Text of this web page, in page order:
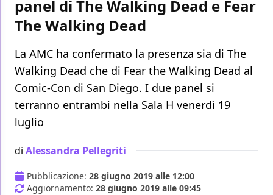
panel di The Walking Dead e Fear
The Walking Dead
La AMC ha confermato la presenza sia di The
Walking Dead che di Fear the Walking Dead al
Comic-Con di San Diego. I due panel si
terranno entrambi nella Sala H venerdì 19
luglio
di Alessandra Pellegriti
Pubblicazione: 28 giugno 2019 alle 12:00
Aggiornamento: 28 giugno 2019 alle 09:45